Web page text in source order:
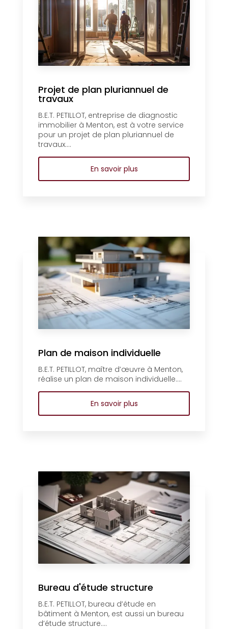
Projet de plan pluriannuel de
travaux
B.E.T. PETILLOT, entreprise de diagnostic
immobilier à Menton, est à votre service
pour un projet de plan pluriannuel de
travaux....
En savoir plus
Plan de maison individuelle
B.E.T. PETILLOT, maître d’œuvre à Menton,
réalise un plan de maison individuelle....
En savoir plus
Bureau d'étude structure
B.E.T. PETILLOT, bureau d’étude en
bâtiment à Menton, est aussi un bureau
d’étude structure....